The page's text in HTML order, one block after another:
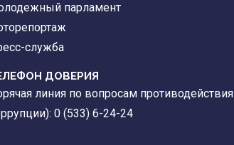
парламент
служба
ДОВЕРИЯ
линия по вопросам противодействия
0 (533) 6-24-24